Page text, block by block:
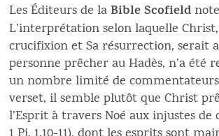
Les Éditeurs de laBible Scofield
L’interprétation selon laquelle
crucifixion et Sa résurrection, serait
personne prêcher au Hadès, n’a été
un nombre limité de
verset, il semble plutôt que Christ
l’Esprit à travers Noé aux injustes de